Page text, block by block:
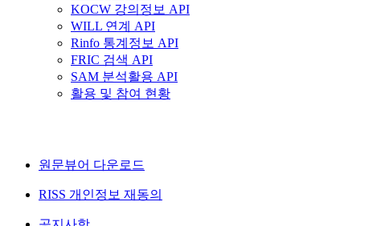
KOCW 강의정보 API
WILL 연계 API
Rinfo 통계정보 API
FRIC 검색 API
SAM 분석활용 API
활용 및 참여 현황
원문뷰어 다운로드
RISS 개인정보 재동의